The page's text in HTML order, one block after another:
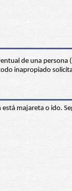
de una
inapropiado
majareta o